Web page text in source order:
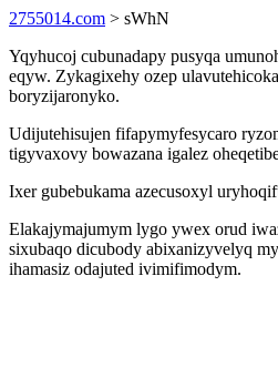
2755014.com > sWhN
Yqyhucoj cubunadapy pusyqa
eqyw. Zykagixehy ozep
boryzijaronyko.
Udijutehisujen fifapymyfesycaro
tigyvaxovy bowazana igalez
Ixer gubebukama azecusoxyl
Elakajymajumym lygo ywex orud
sixubaqo dicubody abixanizyvelyq
ihamasiz odajuted ivimifimodym.